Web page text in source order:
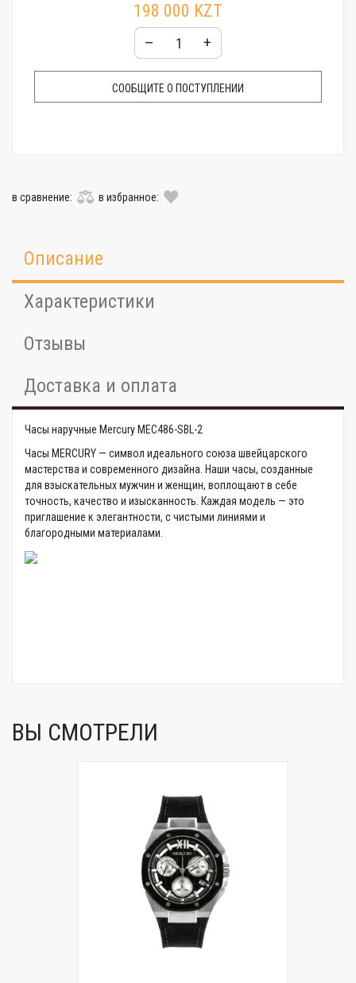
198 000 KZT
– +
СООБЩИТЕ О ПОСТУПЛЕНИИ
в сравнение: в избранное:
Описание
Характеристики
Отзывы
Доставка и оплата
Часы наручные Mercury MEC486-SBL-2
Часы MERCURY — символ идеального союза швейцарского
мастерства и современного дизайна. Наши часы, созданные
для взыскательных мужчин и женщин, воплощают в себе
точность, качество и изысканность. Каждая модель — это
приглашение к элегантности, с чистыми линиями и
благородными материалами.
ВЫ СМОТРЕЛИ